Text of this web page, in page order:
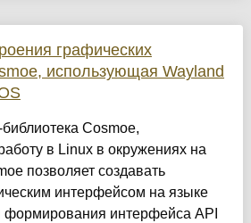
графических
использующая Wayland
Cosmoe,
в Linux в окружениях на
позволяет создавать
интерфейсом на языке
интерфейса API